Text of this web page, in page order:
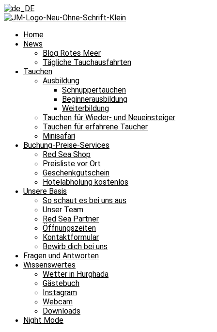
Home
News
Blog Rotes Meer
Tägliche Tauchausfahrten
Tauchen
Ausbildung
Schnuppertauchen
Beginnerausbildung
Weiterbildung
Tauchen für Wieder- und Neueinsteiger
Tauchen für erfahrene Taucher
Minisafari
Buchung-Preise-Services
Red Sea Shop
Preisliste vor Ort
Geschenkgutschein
Hotelabholung kostenlos
Unsere Basis
So schaut es bei uns aus
Unser Team
Red Sea Partner
Öffnungszeiten
Kontaktformular
Bewirb dich bei uns
Fragen und Antworten
Wissenswertes
Wetter in Hurghada
Gästebuch
Instagram
Webcam
Downloads
Night Mode